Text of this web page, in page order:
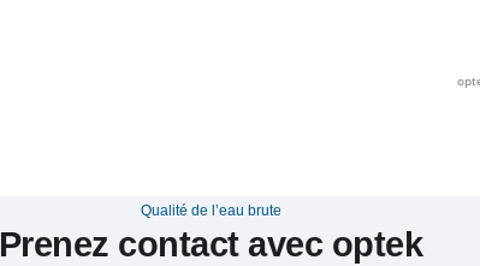
Qualité de l’eau brute
Prenez contact avec optek